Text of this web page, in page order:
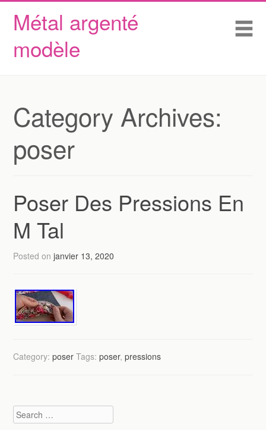
Métal argenté
modèle
Skip to content
Accueil
Conditions d’utilisation
Category Archives:
poser
Poser Des Pressions En
M Tal
Posted onjanvier 13, 2020
Category:poser Tags:poser,pressions
Search